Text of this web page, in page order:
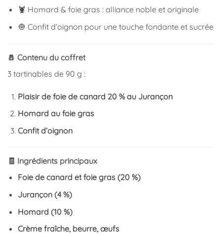
🦞 Homard & foie gras : alliance noble et originale
🧅 Confit d’oignon pour une touche fondante et sucrée
🧂 Contenu du coffret
3 tartinables de 90 g :
Plaisir de foie de canard 20 % au Jurançon
Homard au foie gras
Confit d’oignon
🧾 Ingrédients principaux
Foie de canard et foie gras (20 %)
Jurançon (4 %)
Homard (10 %)
Crème fraîche, beurre, œufs